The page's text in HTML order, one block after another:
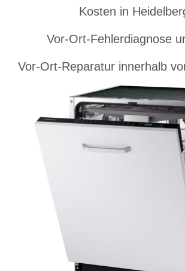
Kosten in
Vor-Ort-Fehlerdiagnose
Vor-Ort-Reparatur innerhalb